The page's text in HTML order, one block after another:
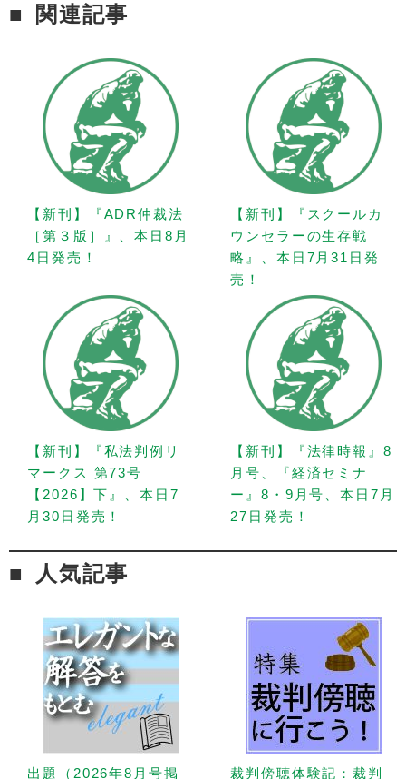
関連記事
【新刊】『ADR仲裁法
［第３版］』、本日8月
4日発売！
【新刊】『スクールカ
ウンセラーの生存戦
略』、本日7月31日発
売！
【新刊】『私法判例リ
マークス 第73号
【2026】下』、本日7
月30日発売！
【新刊】『法律時報』8
月号、『経済セミナ
ー』8・9月号、本日7月
27日発売！
人気記事
出題（2026年8月号掲 裁判傍聴体験記：裁判